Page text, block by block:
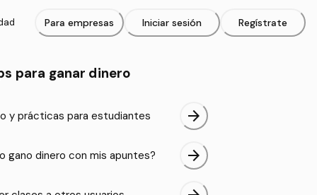
para ganar dinero
y prácticas para estudiantes arrow_forward
gano dinero con mis apuntes? arrow_forward
Para empresas Iniciar sesión Regístrate